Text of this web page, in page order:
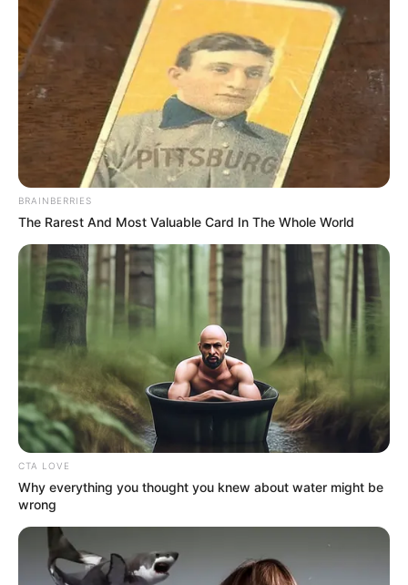
BRAINBERRIES
The Rarest And Most Valuable Card In The Whole World
CTA LOVE
Why everything you thought you knew about water might be
wrong